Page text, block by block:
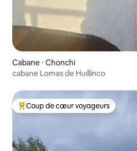
Cabane ⋅ Chonchi
cabane Lomas de Huillinco
Coups de cœur voyageurs les plus
Coup de cœur voyageurs